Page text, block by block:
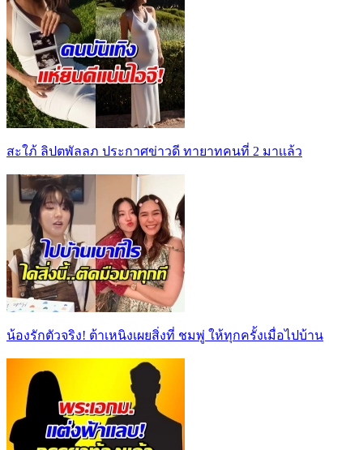
สะใภ้ ลิปตพัลลภ ประกาศข่าวดี ทายาทคนที่ 2 มาเเล้ว
น้องรักตัวจริง! ต้าเหนิงเผยสิ่งที่ ชมพู่ ให้ทุกครั้งเมื่อไปบ้าน